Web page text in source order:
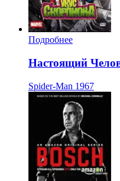
Подробнее
Настоящий
Spider-Man 1967